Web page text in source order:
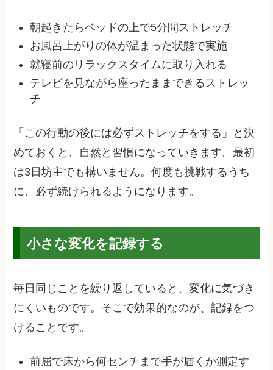
朝起きたらベッドの上で5分間ストレッチ
お風呂上がりの体が温まった状態で実施
就寝前のリラックスタイムに取り入れる
テレビを見ながら座ったままできるストレッ
チ
「この行動の後には必ずストレッチをする」と決
めておくと、自然と習慣になっていきます。最初
は3日坊主でも構いません。何度も挑戦するうち
に、必ず続けられるようになります。
小さな変化を記録する
毎日同じことを繰り返していると、変化に気づき
にくいものです。そこで効果的なのが、記録をつ
けることです。
前屈で床から何センチまで手が届くか測定す